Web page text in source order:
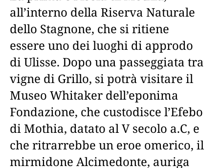
all’interno della Riserva Naturale
dello Stagnone, che si ritiene
essere uno dei luoghi di approdo
di Ulisse. Dopo una passeggiata tra
vigne di Grillo, si potrà visitare il
Museo Whitaker dell’eponima
Fondazione, che custodisce l’Efebo
di Mothia, datato al V secolo a.C, e
che ritrarrebbe un eroe omerico, il
mirmidone Alcimedonte, auriga